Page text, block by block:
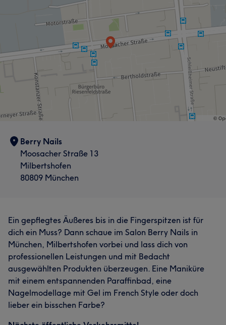
Berry Nails
Moosacher Straße 13
Milbertshofen
80809 München
Ein gepflegtes Äußeres bis in die Fingerspitzen ist für
dich ein Muss? Dann schaue im Salon Berry Nails in
München, Milbertshofen vorbei und lass dich von
professionellen Leistungen und mit Bedacht
ausgewählten Produkten überzeugen. Eine Maniküre
mit einem entspannenden Paraffinbad, eine
Nagelmodellage mit Gel im French Style oder doch
lieber ein bisschen Farbe?